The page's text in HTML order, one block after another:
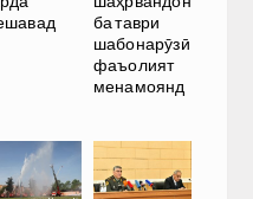
ба таври
шабонарӯзӣ
фаъолият
менамоянд